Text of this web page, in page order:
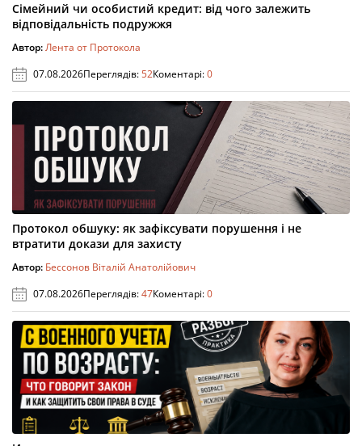
Сімейний чи особистий кредит: від чого залежить
відповідальність подружжя
Автор:Лента от Протокола
07.08.2026Переглядів:52Коментарі:0
Протокол обшуку: як зафіксувати порушення і не
втратити докази для захисту
Автор: Бессонов Віталій Анатолійович
07.08.2026Переглядів:47Коментарі:0